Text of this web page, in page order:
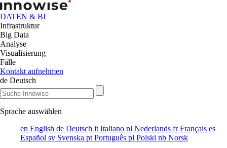
DATEN & BI
Infrastruktur
Big Data
Analyse
Visualisierung
Fälle
Kontakt aufnehmen
de Deutsch
Sprache auswählen
en English de Deutsch it Italiano nl Nederlands frFrançais es
Español sv Svenska pt Português pl Polski nb Norsk